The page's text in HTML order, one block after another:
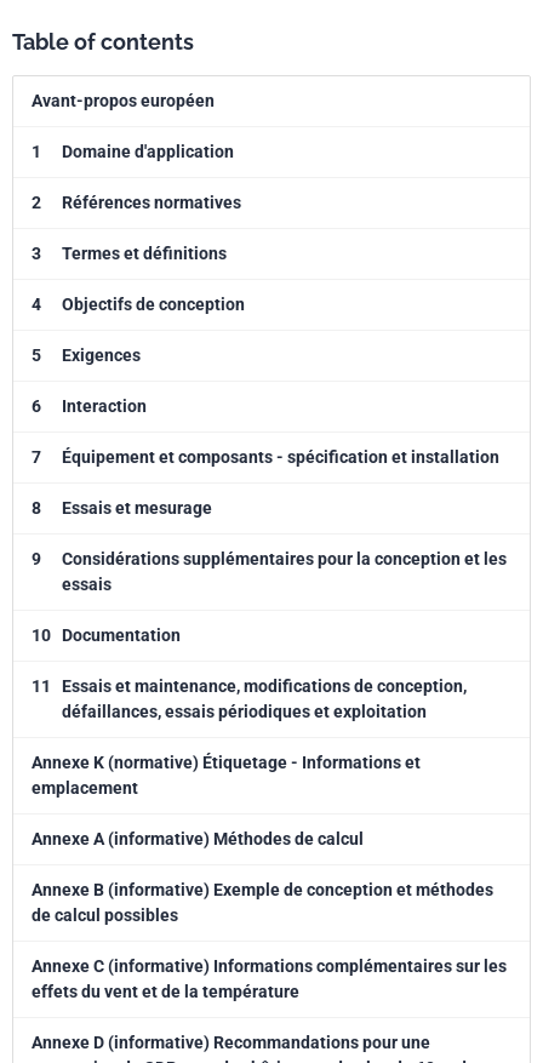
Table of contents
Avant-propos européen
1 Domaine d'application
2 Références normatives
3 Termes et définitions
4 Objectifs de conception
5 Exigences
6 Interaction
7 Équipement et composants - spécification et installation
8 Essais et mesurage
9
Considérations supplémentaires pour la conception et les
essais
10 Documentation
11
Essais et maintenance, modifications de conception,
défaillances, essais périodiques et exploitation
Annexe K (normative) Étiquetage - Informations et
emplacement
Annexe A (informative) Méthodes de calcul
Annexe B (informative) Exemple de conception et méthodes
de calcul possibles
Annexe C (informative) Informations complémentaires sur les
effets du vent et de la température
Annexe D (informative) Recommandations pour une